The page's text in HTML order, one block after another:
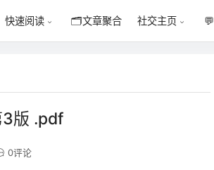
快速阅读 🗂️文章聚合 社交主页 💬
3版 .pdf
0评论